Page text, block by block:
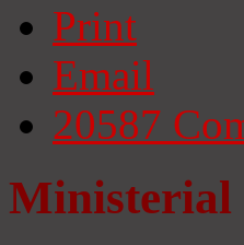
Print
Email
20587
Ministerial